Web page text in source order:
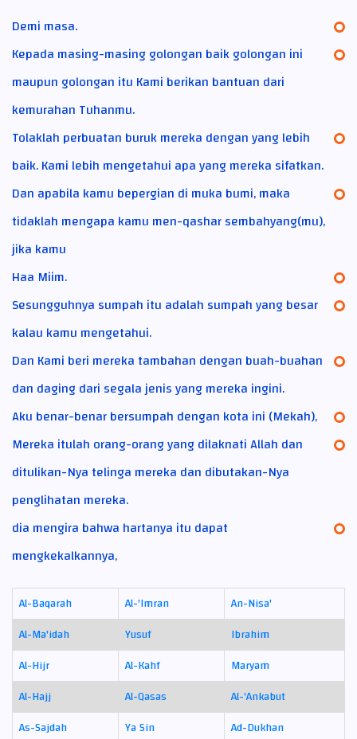
Demi masa.
Kepada masing-masing golongan baik golongan ini
maupun golongan itu Kami berikan bantuan dari
kemurahan Tuhanmu.
Tolaklah perbuatan buruk mereka dengan yang lebih
baik. Kami lebih mengetahui apa yang mereka sifatkan.
Dan apabila kamu bepergian di muka bumi, maka
tidaklah mengapa kamu men-qashar sembahyang(mu),
jika kamu
Haa Miim.
Sesungguhnya sumpah itu adalah sumpah yang besar
kalau kamu mengetahui.
Dan Kami beri mereka tambahan dengan buah-buahan
dan daging dari segala jenis yang mereka ingini.
Aku benar-benar bersumpah dengan kota ini (Mekah),
Mereka itulah orang-orang yang dilaknati Allah dan
ditulikan-Nya telinga mereka dan dibutakan-Nya
penglihatan mereka.
dia mengira bahwa hartanya itu dapat
mengkekalkannya,
Al-Baqarah Al-'Imran
An-Nisa'
Al-Ma'idah
Yusuf
Ibrahim
Al-Hijr
Al-Kahf
Maryam
Al-Hajj
Al-Qasas
Al-'Ankabut
As-Sajdah
Ya Sin
Ad-Dukhan